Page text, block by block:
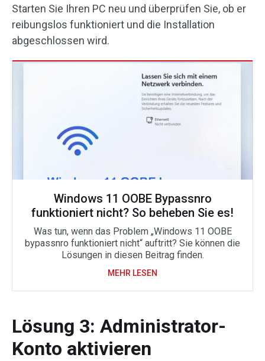
Starten Sie Ihren PC neu und überprüfen Sie, ob er
reibungslos funktioniert und die Installation
abgeschlossen wird.
Windows 11 OOBE Bypassnro
funktioniert nicht? So beheben Sie es!
Was tun, wenn das Problem „Windows 11 OOBE
bypassnro funktioniert nicht“ auftritt? Sie können die
Lösungen in diesen Beitrag finden.
MEHR LESEN
Lösung 3: Administrator-
Konto aktivieren